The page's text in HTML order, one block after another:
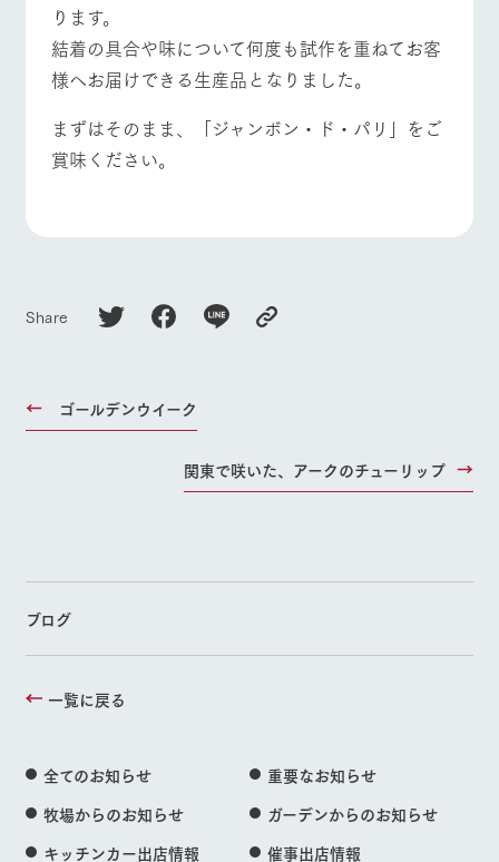
ります。
結着の具合や味について何度も試作を重ねてお客
様へお届けできる生産品となりました。
まずはそのまま、「ジャンボン・ド・パリ」をご
賞味ください。
Share
ゴールデンウイーク
関東で咲いた、アークのチューリップ
ブログ
一覧に戻る
全てのお知らせ
重要なお知らせ
牧場からのお知らせ
ガーデンからのお知らせ
キッチンカー出店情報
催事出店情報